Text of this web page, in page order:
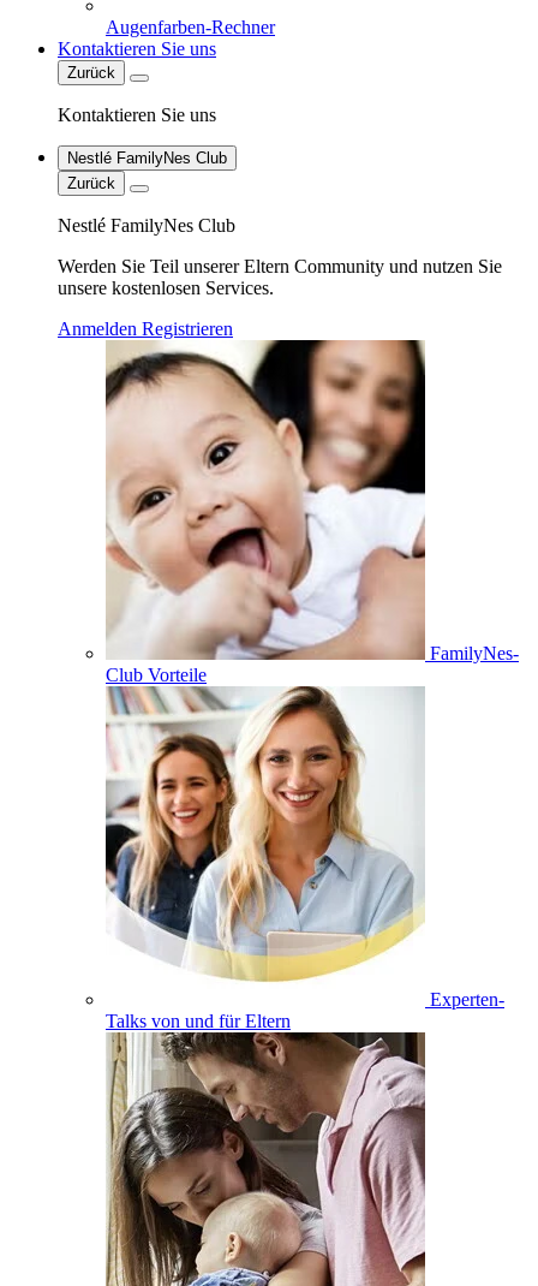
Augenfarben-Rechner
Kontaktieren Sie uns
Zurück
Kontaktieren Sie uns
Nestlé FamilyNes Club
Zurück
Nestlé FamilyNes Club
Werden Sie Teil unserer Eltern Community und nutzen Sie
unsere kostenlosen Services.
Anmelden Registrieren
FamilyNes-
Club Vorteile
Experten-
Talks von und für Eltern